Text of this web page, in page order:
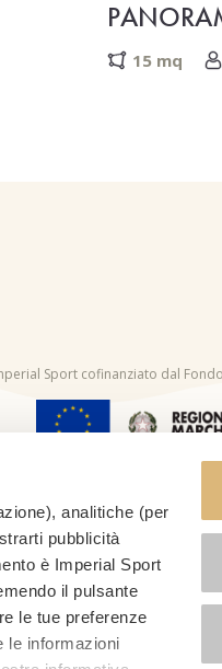
analitiche (per
pubblicità
è Imperial Sport
il pulsante
le tue preferenze
le informazioni
15 mq
Sport cofinanziato dal